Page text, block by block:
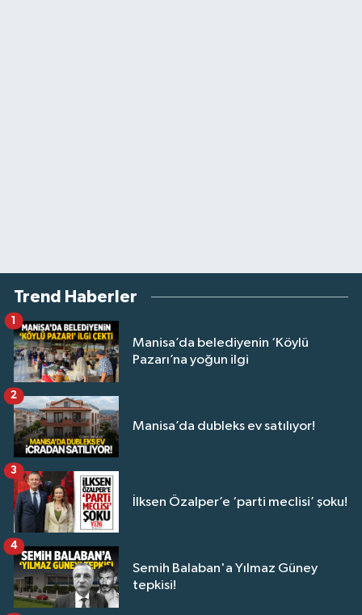
Trend Haberler
Manisa’da belediyenin ‘Köylü
Pazarı’na yoğun ilgi
1
Manisa’da dubleks ev satılıyor!
2
İlksen Özalper’e ‘parti meclisi’ şoku!
3
Semih Balaban'a Yılmaz Güney
tepkisi!
4